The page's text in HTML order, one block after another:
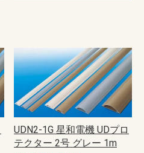
UDN2-1G 星和電機 UDプロ
テクター 2号 グレー 1m